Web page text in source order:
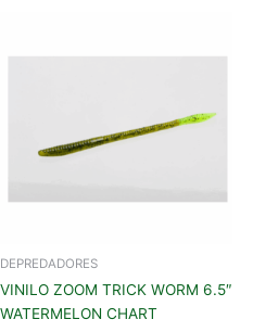
DEPREDADORES
VINILO ZOOM TRICK WORM 6.5″
WATERMELON CHART